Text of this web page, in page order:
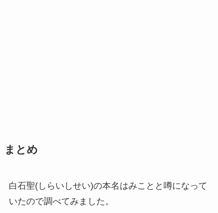
まとめ
白石聖(しらいしせい)の本名はみことと噂になって
いたので調べてみました。